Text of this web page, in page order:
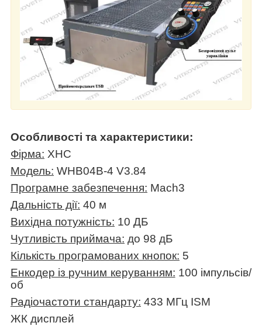
Особливості та характеристики:
Фірма: XHC
Модель: WHB04B-4 V3.84
Програмне забезпечення: Mach3
Дальність дії: 40 м
Вихідна потужність: 10 ДБ
Чутливість приймача: до 98 дБ
Кількість програмованих кнопок: 5
Енкодер із ручним керуванням: 100 імпульсів/
об
Радіочастоти стандарту: 433 МГц ISM
ЖК дисплей